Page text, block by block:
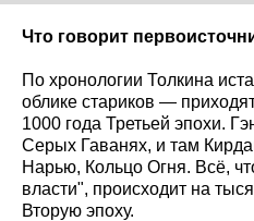
Что говорит
По хронологии Толкина
облике стариков —
1000 года Третьей эпохи.
Серых Гаванях, и там
Нарью, Кольцо Огня. Всё,
власти", происходит на
Вторую эпоху.